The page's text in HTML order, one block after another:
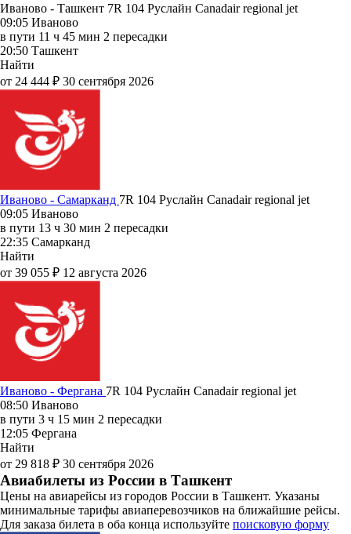
Иваново - Ташкент 7R 104 Руслайн Canadair regional jet
09:05 Иваново
в пути 11 ч 45 мин 2 пересадки
20:50 Ташкент
Найти
от 24 444 ₽ 30 сентября 2026
Иваново - Самарканд 7R 104 Руслайн Canadair regional jet
09:05 Иваново
в пути 13 ч 30 мин 2 пересадки
22:35 Самарканд
Найти
от 39 055 ₽ 12 августа 2026
Иваново - Фергана 7R 104 Руслайн Canadair regional jet
08:50 Иваново
в пути 3 ч 15 мин 2 пересадки
12:05 Фергана
Найти
от 29 818 ₽ 30 сентября 2026
Авиабилеты из России в Ташкент
Цены на авиарейсы из городов России в Ташкент. Указаны
минимальные тарифы авиаперевозчиков на ближайшие рейсы.
Для заказа билета в оба конца используйте поисковую форму